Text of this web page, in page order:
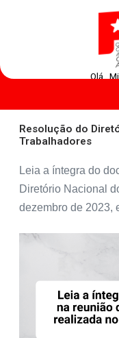
Olá ,
Resolução do
Trabalhadores
Leia a íntegra do
Diretório Nacional
dezembro de 2023,